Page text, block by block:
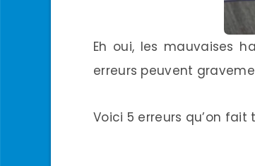
Eh oui, les mauvaises
erreurs peuvent
Voici 5 erreurs qu’on